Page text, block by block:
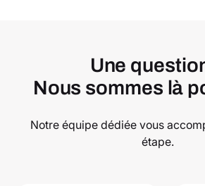
Une
Nous sommes là
Notre équipe dédiée vous
étape.